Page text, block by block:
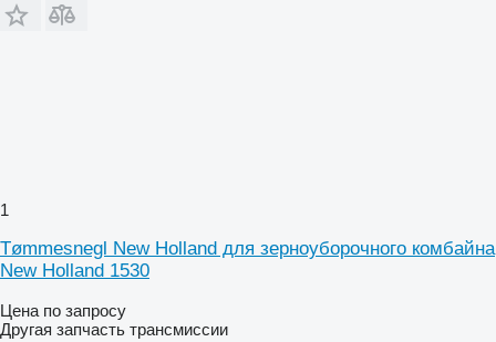
1
Tømmesnegl New Holland для зерноуборочного комбайна
New Holland 1530
Цена по запросу
Другая запчасть трансмиссии